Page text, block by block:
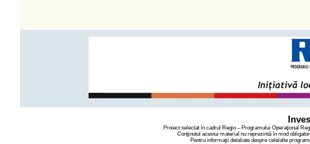
Proiect selectat în cadrul Regio – Programului Operaţional
Conţinutul acestui material nu reprezintă în mod
Pentru informaţii detaliate despre celelalte